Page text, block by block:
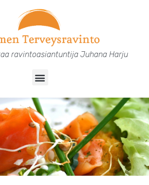
ravintoasiantuntija Juhana Harju